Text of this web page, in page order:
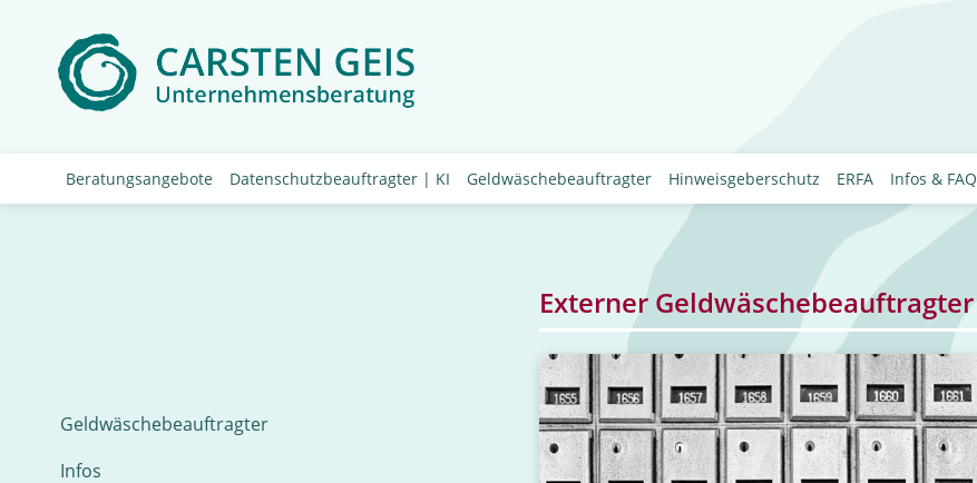
Beratungsangebote Datenschutzbeauftragter | KI Geldwäschebeauftragter Hinweisgeberschutz ERFA Infos & FAQ
Geldwäschebeauftragter
Infos
Externer Geldwäschebeauftragter